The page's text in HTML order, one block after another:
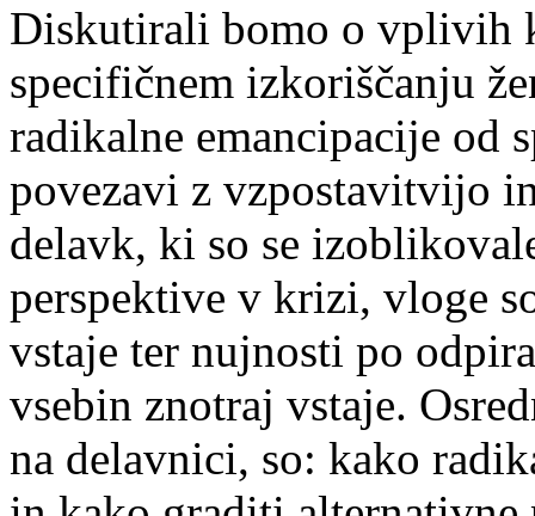
Diskutirali bomo o vplivih
specifičnem izkoriščanju
radikalne emancipacije od
povezavi z vzpostavitvijo
delavk, ki so se
perspektive v krizi, vloge
vstaje ter nujnosti po
vsebin znotraj vstaje.
na delavnici, so: kako